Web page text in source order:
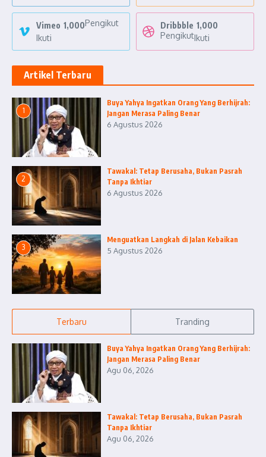
Vimeo 1,000Pengikut
Ikuti
Dribbble 1,000
PengikutIkuti
Artikel Terbaru
1
Buya Yahya Ingatkan Orang Yang Berhijrah:
Jangan Merasa Paling Benar
6 Agustus 2026
2
Tawakal: Tetap Berusaha, Bukan Pasrah
Tanpa Ikhtiar
6 Agustus 2026
3
Menguatkan Langkah di Jalan Kebaikan
5 Agustus 2026
Terbaru Tranding
Buya Yahya Ingatkan Orang Yang Berhijrah:
Jangan Merasa Paling Benar
Agu 06, 2026
Tawakal: Tetap Berusaha, Bukan Pasrah
Tanpa Ikhtiar
Agu 06, 2026